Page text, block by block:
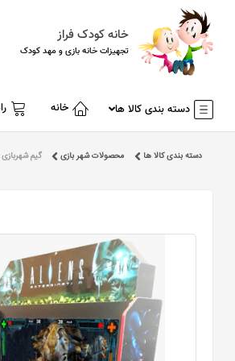
خانه کودک فراز
تجهیزات خانه بازی و مهد کودک
دسته بندی کالا ها خانه
دسته بندی کالا ها محصولات شهر بازی گیم شهربازی